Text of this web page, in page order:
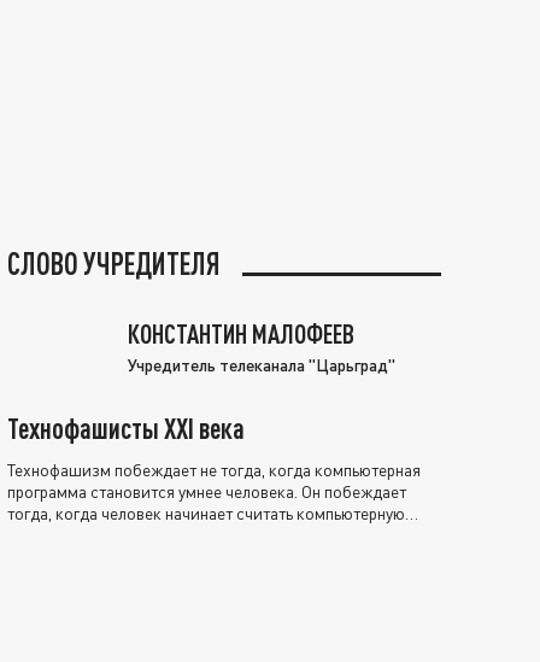
СЛОВО УЧРЕДИТЕЛЯ
КОНСТАНТИН МАЛОФЕЕВ
Учредитель телеканала "Царьград"
Технофашисты XXI века
Технофашизм побеждает не тогда, когда компьютерная
программа становится умнее человека. Он побеждает
тогда, когда человек начинает считать компьютерную